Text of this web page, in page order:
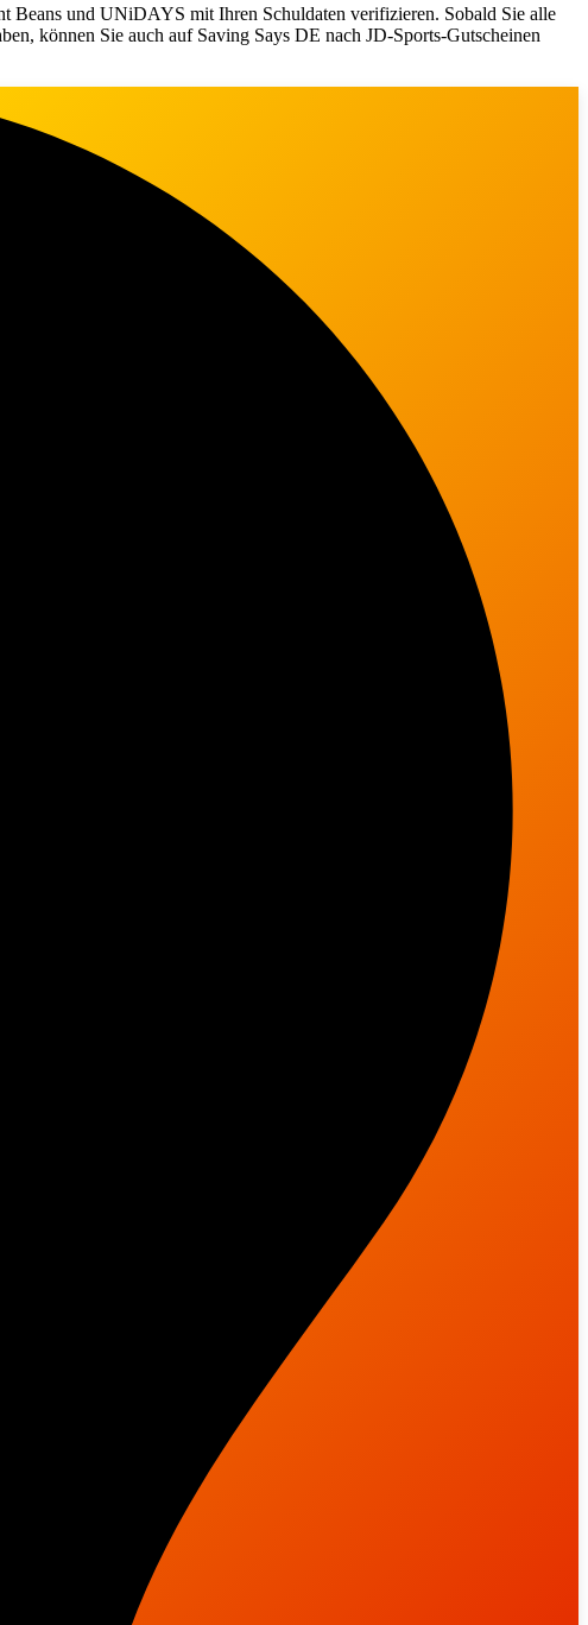
Beans und UNiDAYS mit Ihren Schuldaten verifizieren. Sobald Sie alle
können Sie auch auf Saving Says DE nach JD-Sports-Gutscheinen